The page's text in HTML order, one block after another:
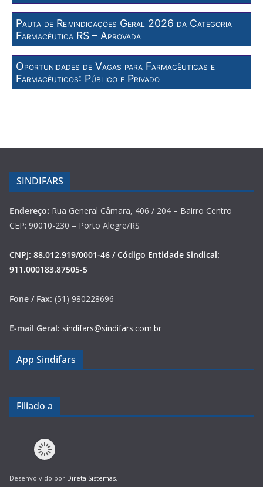
Pauta de Reivindicações Geral 2026 da Categoria
Farmacêutica RS – Aprovada
Oportunidades de Vagas para Farmacêuticas e
Farmacêuticos: Público e Privado
SINDIFARS
Endereço: Rua General Câmara, 406 / 204 – Bairro Centro
CEP: 90010-230 – Porto Alegre/RS
CNPJ: 88.012.919/0001-46 / Código Entidade Sindical:
911.000183.87505-5
Fone / Fax: (51) 980228696
E-mail Geral: sindifars@sindifars.com.br
App Sindifars
Filiado a
Desenvolvido por Direta Sistemas.